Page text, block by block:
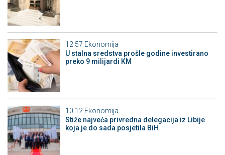
12:57 Ekonomija
U stalna sredstva prošle godine investirano
preko 9 milijardi KM
10:12 Ekonomija
Stiže najveća privredna delegacija iz Libije
koja je do sada posjetila BiH